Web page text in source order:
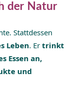
der Natur
Stattdessen
Leben. Er trinkt
Essen an,
und